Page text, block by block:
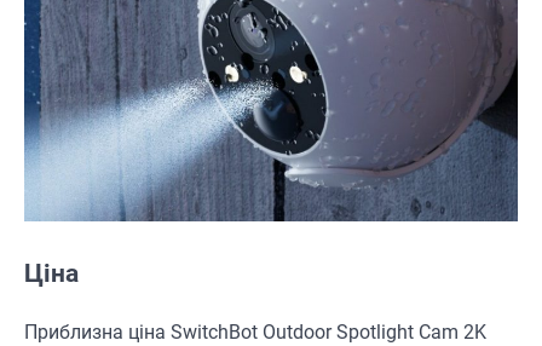
Ціна
Приблизна ціна SwitchBot Outdoor Spotlight Cam 2K